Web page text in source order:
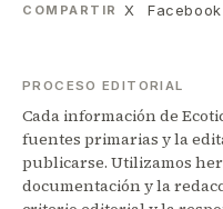
COMPARTIR X Facebook
PROCESO EDITORIAL
Cada información de
fuentes primarias y la
publicarse. Utilizamos
documentación y la